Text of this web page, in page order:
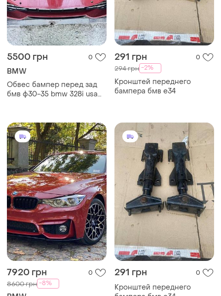
5500 грн 0
BMW
Обвес бампер перед зад
бмв ф30-35 bmw 328i usa
291 грн 0
294 грн -2%
Кронштей переднего
бампера бмв е34
7920 грн 0
8600 грн -8%
291 грн 0
Кронштей переднего